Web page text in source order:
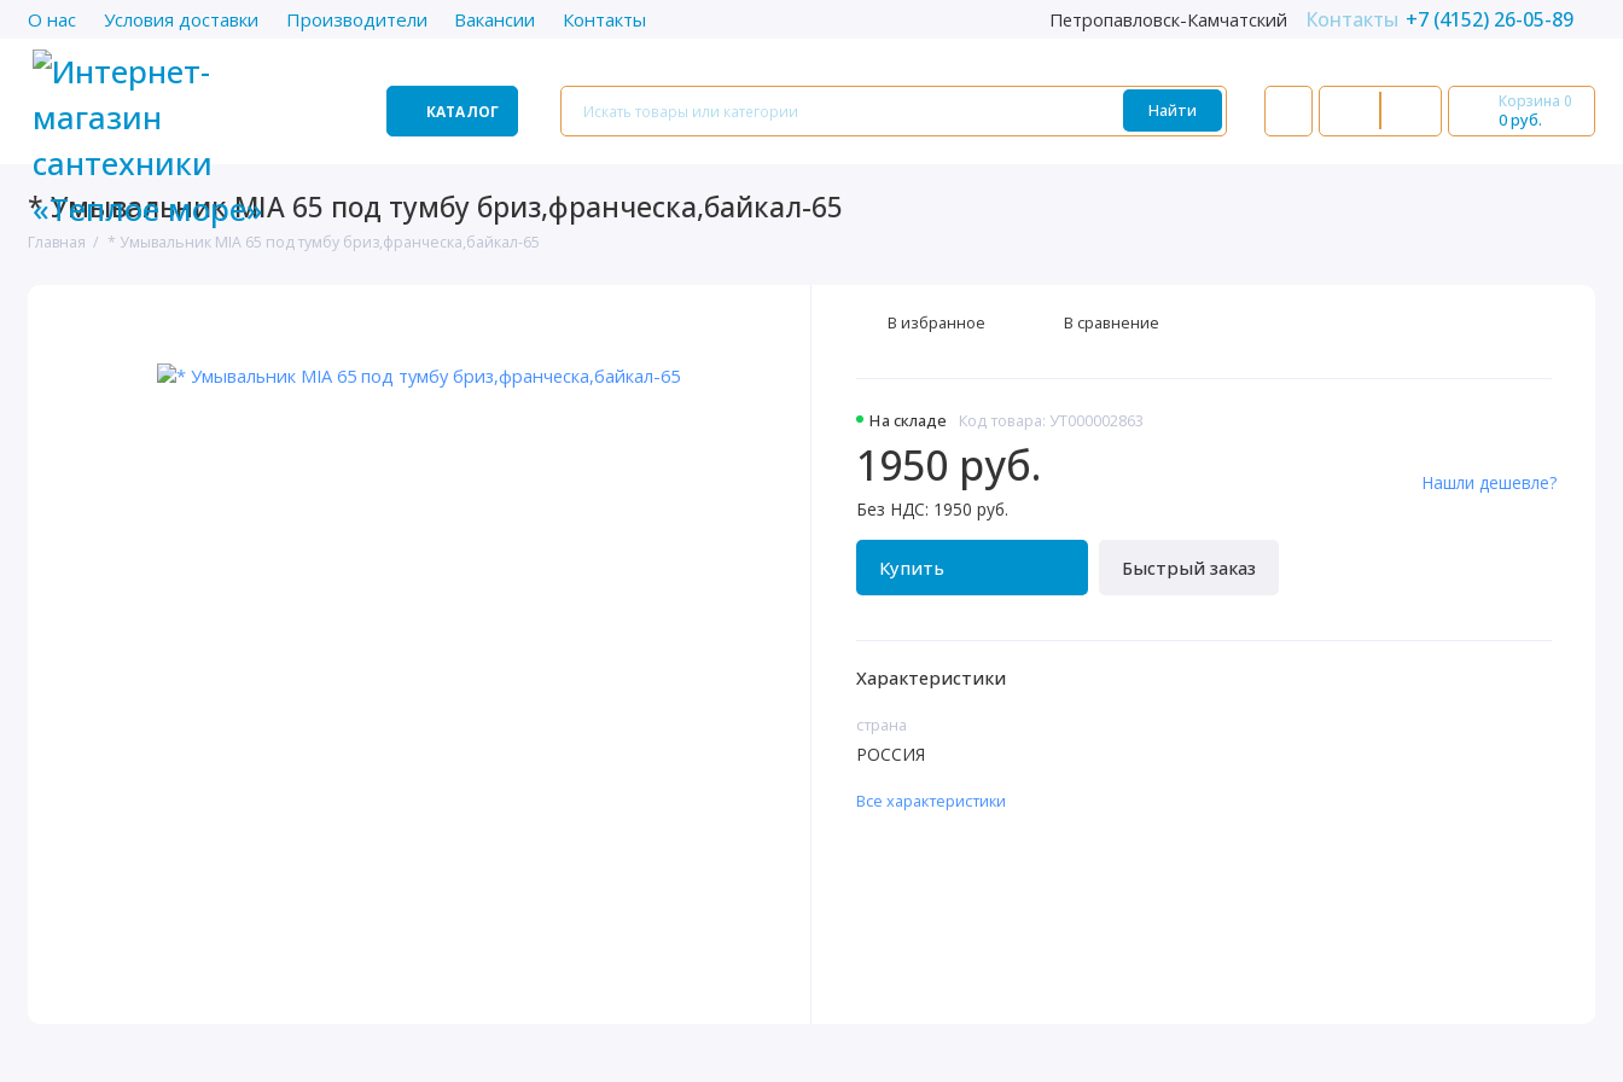
О нас Условия доставки Производители Вакансии Контакты Петропавловск-Камчатский Контакты +7 (4152) 26-05-89
КАТАЛОГ Найти Корзина 0
0 руб.
* Умывальник MIA 65 под тумбу бриз,франческа,байкал-65
Главная * Умывальник MIA 65 под тумбу бриз,франческа,байкал-65
На складе Код товара: УТ000002863
1950 руб.
Без НДС: 1950 руб.
Купить Быстрый заказ
Нашли дешевле?
В избранное В сравнение
Характеристики
страна
РОССИЯ
Все характеристики